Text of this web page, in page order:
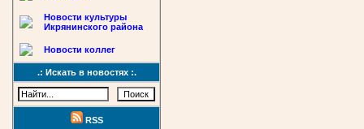
Новости культуры
Икрянинского района
Новости коллег
.: Искать в новостях :.
RSS